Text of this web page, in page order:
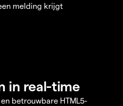
melding krijgt
in real-time
betrouwbare HTML5-